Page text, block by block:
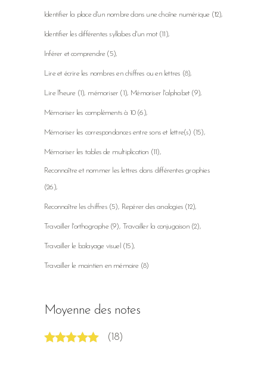
Identifier la place d'un nombre dans une chaîne numérique(12)
Identifier les différentes syllabes d'un mot(11)
Inférer et comprendre(5)
Lire et écrire les nombres en chiffres ou en lettres (8)
Lire l'heure(1) mémoriser (1) Mémoriser l'alphabet(9)
Mémoriser les compléments à 10(6)
Mémoriser les correspondances entre sons et lettre(s) (15)
Mémoriser les tables de multiplication (11)
Reconnaître et nommer les lettres dans différentes graphies
(26)
Reconnaître les chiffres(5) Repérer des analogies (12)
Travailler l'orthographe(9) Travailler la conjugaison(2)
Travailler le balayage visuel (15)
Travailler le maintien en mémoire(8)
Moyenne des notes
(18)